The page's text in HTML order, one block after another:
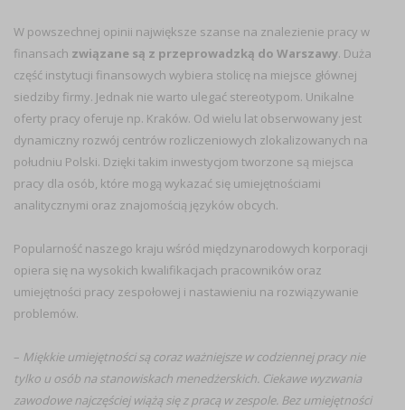
W powszechnej opinii największe szanse na znalezienie pracy w
finansach związane są z przeprowadzką do Warszawy. Duża
część instytucji finansowych wybiera stolicę na miejsce głównej
siedziby firmy. Jednak nie warto ulegać stereotypom. Unikalne
oferty pracy oferuje np. Kraków. Od wielu lat obserwowany jest
dynamiczny rozwój centrów rozliczeniowych zlokalizowanych na
południu Polski. Dzięki takim inwestycjom tworzone są miejsca
pracy dla osób, które mogą wykazać się umiejętnościami
analitycznymi oraz znajomością języków obcych.
Popularność naszego kraju wśród międzynarodowych korporacji
opiera się na wysokich kwalifikacjach pracowników oraz
umiejętności pracy zespołowej i nastawieniu na rozwiązywanie
problemów.
– Miękkie umiejętności są coraz ważniejsze w codziennej pracy nie
tylko u osób na stanowiskach menedżerskich. Ciekawe wyzwania
zawodowe najczęściej wiążą się z pracą w zespole. Bez umiejętności